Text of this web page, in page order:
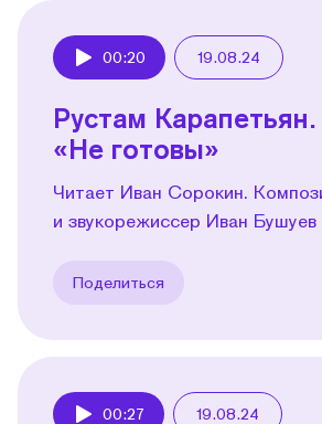
00:20 19.08.24
Рустам Карапетьян.
«Не готовы»
Читает Иван Сорокин.
и звукорежиссер Иван Бушуев
Поделиться
00:27 19.08.24